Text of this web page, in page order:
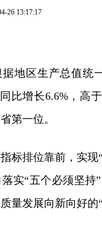
26 13:17:17
地区生产总值统
比增长6.6%，高
第一位。
标排位靠前，实现
实“五个必须坚持
量发展向新向好的“